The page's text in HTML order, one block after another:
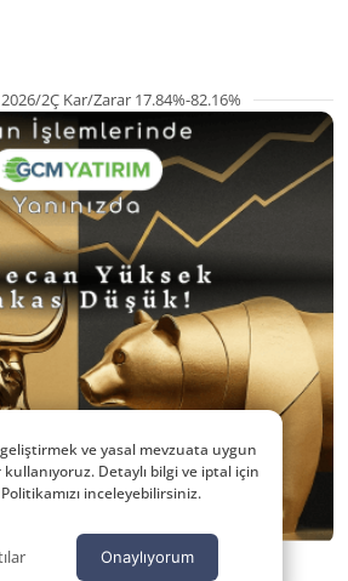
2Ç Kar/Zarar 17.84%-82.16%
ve yasal mevzuata uygun
Detaylı bilgi ve iptal için
inceleyebilirsiniz.
Onaylıyorum